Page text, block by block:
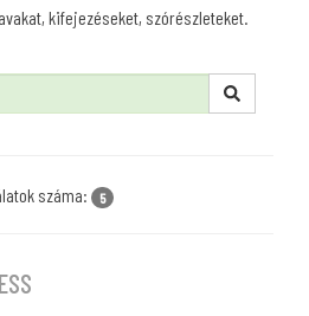
kifejezéseket, szórészleteket.
száma: 5